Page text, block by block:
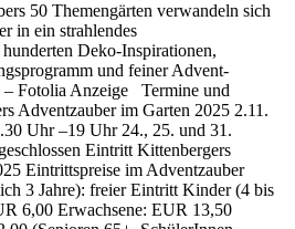
50 Themengärten verwandeln sich
in ein strahlendes
Deko-Inspirationen,
und feiner Advent-
Fotolia Anzeige Termine und
Adventzauber im Garten 2025 2.11.
Uhr –19 Uhr 24., 25. und 31.
Eintritt Kittenbergers
Eintrittspreise im Adventzauber
3 Jahre): freier Eintritt Kinder (4 bis
6,00 Erwachsene: EUR 13,50